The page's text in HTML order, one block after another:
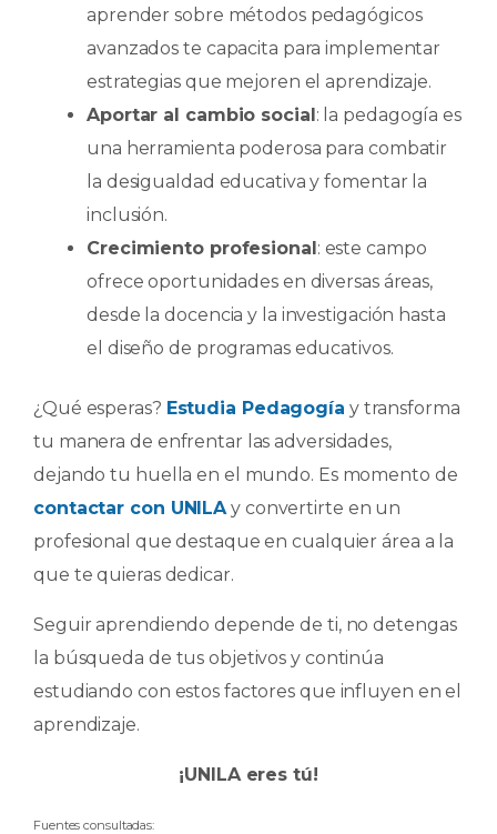
aprender sobre métodos pedagógicos
avanzados te capacita para implementar
estrategias que mejoren el aprendizaje.
Aportar al cambio social: la pedagogía es
una herramienta poderosa para combatir
la desigualdad educativa y fomentar la
inclusión.
Crecimiento profesional: este campo
ofrece oportunidades en diversas áreas,
desde la docencia y la investigación hasta
el diseño de programas educativos.
¿Qué esperas? Estudia Pedagogía y transforma
tu manera de enfrentar las adversidades,
dejando tu huella en el mundo. Es momento de
contactar con UNILAy convertirte en un
profesional que destaque en cualquier área a la
que te quieras dedicar.
Seguir aprendiendo depende de ti, no detengas
la búsqueda de tus objetivos y continúa
estudiando con estos factores que influyen en el
aprendizaje.
¡UNILA eres tú!
Fuentes consultadas: